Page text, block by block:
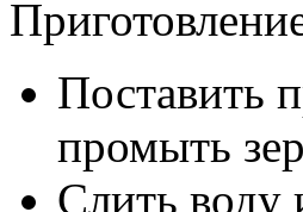
Поставить
промыть
Слить воду